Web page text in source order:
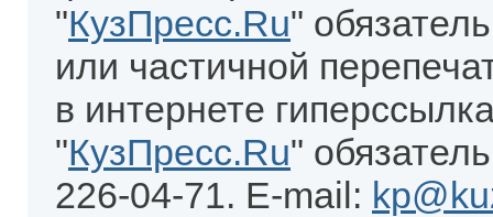
"КузПресс.Ru"
или частичной
в интернете
"КузПресс.Ru"
226-04-71. E-mail: